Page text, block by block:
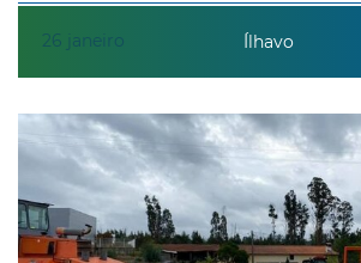
26 janeiro Ílhavo